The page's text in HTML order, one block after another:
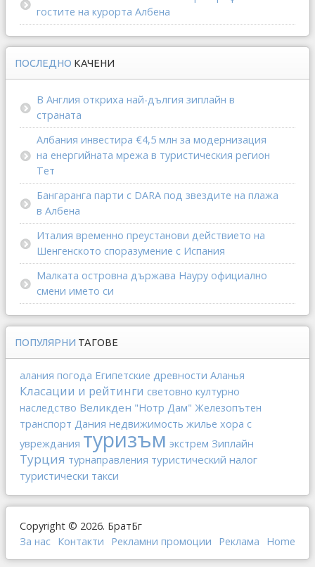
гостите на курорта Албена
ПОСЛЕДНО КАЧЕНИ
В Англия откриха най-дългия зиплайн в
страната
Албания инвестира €4,5 млн за модернизация
на енергийната мрежа в туристическия регион
Тет
Бангаранга парти с DARA под звездите на плажа
в Албена
Италия временно преустанови действието на
Шенгенското споразумение с Испания
Малката островна държава Науру официално
смени името си
ПОПУЛЯРНИ ТАГОВЕ
алания погода Египетские древности Аланья
Класации и рейтинги световно културно
наследство Великден "Нотр Дам" Железопътен
транспорт Дания недвижимость жилье хора с
увреждания туризъм экстрем Зиплайн
Турция турнаправления туристический налог
туристически такси
Copyright © 2026. БратБг
За нас Контакти Рекламни промоции Реклама Home